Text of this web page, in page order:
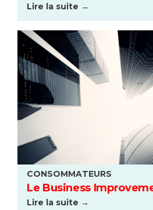
Lire la suite →
CONSOMMATEURS
Le Business
Lire la suite →